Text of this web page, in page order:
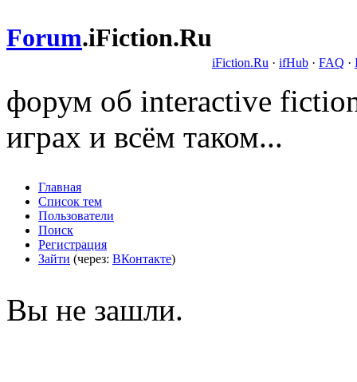
Forum.iFiction.Ru
iFiction.Ru · ifHub · FAQ ·
форум об interactive
играх и всём таком...
Главная
Список тем
Пользователи
Поиск
Регистрация
Зайти (через: ВКонтакте)
Вы не зашли.